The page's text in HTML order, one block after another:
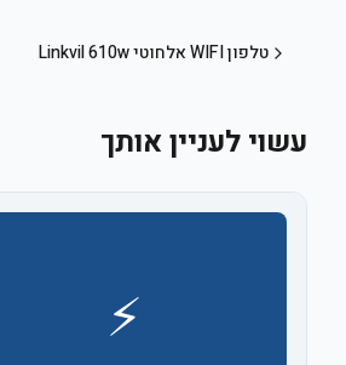
טלפון WIFI אלחוטי Linkvil 610w
עשוי לעניין אותך